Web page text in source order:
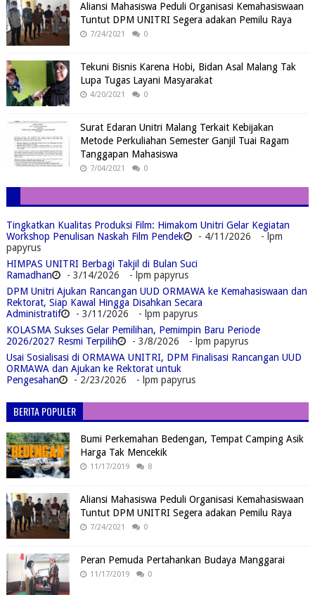
Aliansi Mahasiswa Peduli Organisasi Kemahasiswaan
Tuntut DPM UNITRI Segera adakan Pemilu Raya
7/24/2021 0
Tekuni Bisnis Karena Hobi, Bidan Asal Malang Tak
Lupa Tugas Layani Masyarakat
4/20/2021 0
Surat Edaran Unitri Malang Terkait Kebijakan
Metode Perkuliahan Semester Ganjil Tuai Ragam
Tanggapan Mahasiswa
7/04/2021 0
Tingkatkan Kualitas Produksi Film: Himakom Unitri Gelar Kegiatan
Workshop Penulisan Naskah Film Pendek
- 4/11/2026
- lpm
papyrus
HIMPAS UNITRI Berbagi Takjil di Bulan Suci
Ramadhan
- 3/14/2026
- lpm papyrus
DPM Unitri Ajukan Rancangan UUD ORMAWA ke Kemahasiswaan dan
Rektorat, Siap Kawal Hingga Disahkan Secara
Administratif
- 3/11/2026
- lpm papyrus
KOLASMA Sukses Gelar Pemilihan, Pemimpin Baru Periode
2026/2027 Resmi Terpilih
- 3/8/2026
- lpm papyrus
Usai Sosialisasi di ORMAWA UNITRI, DPM Finalisasi Rancangan UUD
ORMAWA dan Ajukan ke Rektorat untuk
Pengesahan
- 2/23/2026 - lpm papyrus
BERITA POPULER
Bumi Perkemahan Bedengan, Tempat Camping Asik
Harga Tak Mencekik
11/17/2019 8
Aliansi Mahasiswa Peduli Organisasi Kemahasiswaan
Tuntut DPM UNITRI Segera adakan Pemilu Raya
7/24/2021 0
Peran Pemuda Pertahankan Budaya Manggarai
11/17/2019 0